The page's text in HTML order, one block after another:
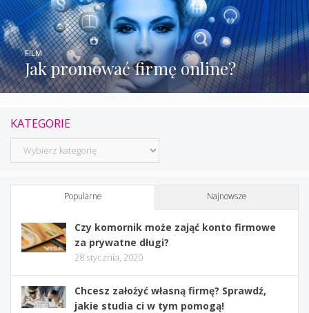
Jak promować firmę online?
FILM
KATEGORIE
Kategorie
Popularne Najnowsze
Czy komornik może zająć konto firmowe
za prywatne długi?
28 stycznia, 2020
Chcesz założyć własną firmę? Sprawdź,
jakie studia ci w tym pomogą!